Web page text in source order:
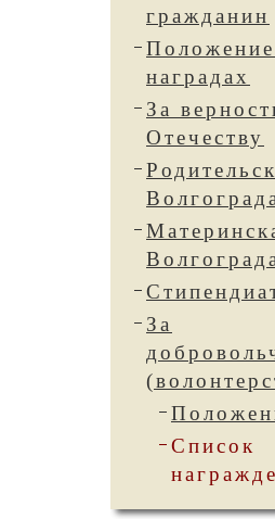
гражданин
наградах
За
Отечеству
Волгограда
Волгограда
За
Список